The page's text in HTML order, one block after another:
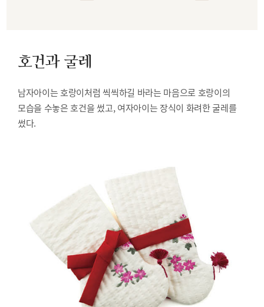
호건과 굴레
남자아이는 호랑이처럼 씩씩하길 바라는 마음으로 호랑이의
모습을 수놓은 호건을 썼고, 여자아이는 장식이 화려한 굴레를
썼다.